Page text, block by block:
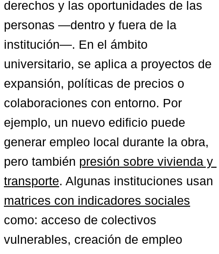
derechos y las oportunidades de las
personas —dentro y fuera de la
institución—. En el ámbito
universitario, se aplica a proyectos de
expansión, políticas de precios o
colaboraciones con entorno. Por
ejemplo, un nuevo edificio puede
generar empleo local durante la obra,
pero también presión sobre vivienda y
transporte
matrices con indicadores sociales
como: acceso de colectivos
vulnerables, creación de empleo